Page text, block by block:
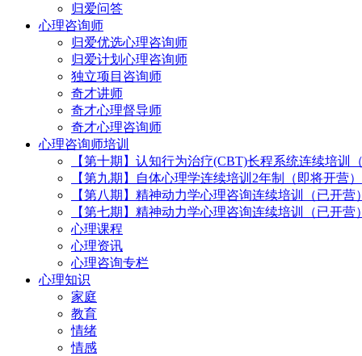
归爱问答
心理咨询师
归爱优选心理咨询师
归爱计划心理咨询师
独立项目咨询师
奇才讲师
奇才心理督导师
奇才心理咨询师
心理咨询师培训
【第十期】认知行为治疗(CBT)长程系统连续培训
【第九期】自体心理学连续培训2年制（即将开营）
【第八期】精神动力学心理咨询连续培训（已开营）
【第七期】精神动力学心理咨询连续培训（已开营）
心理课程
心理资讯
心理咨询专栏
心理知识
家庭
教育
情绪
情感